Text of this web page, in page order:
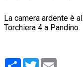
La camera ardente è
Torchiera 4 a Pandino.
Condividi
Twitter